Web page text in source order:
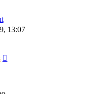
13:07